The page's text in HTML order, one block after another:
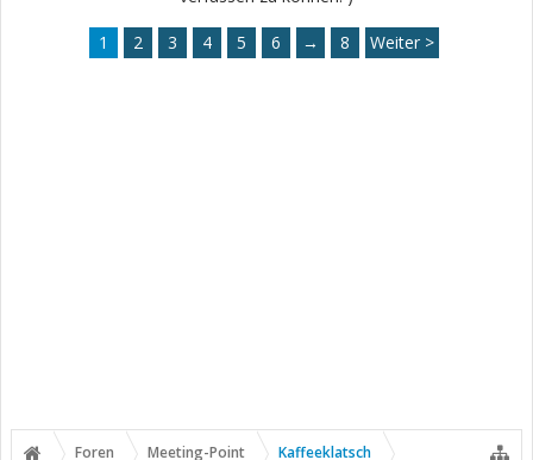
1 2 3 4 5 6 → 8 Weiter >
Foren Meeting-Point Kaffeeklatsch